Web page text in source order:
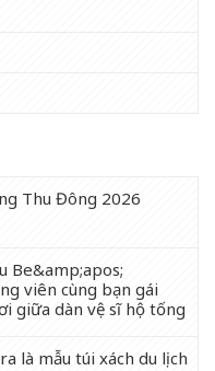
Thu Đông 2026
Be&amp;apos;
viên cùng bạn gái
giữa dàn vệ sĩ hộ tống
là mẫu túi xách du lịch